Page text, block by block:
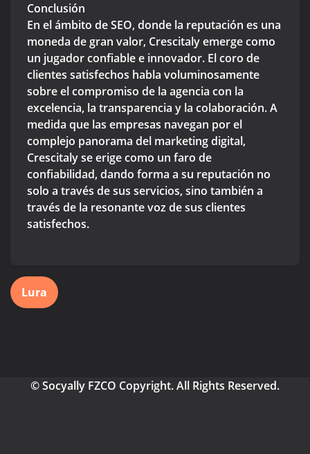
Conclusión
En el ámbito de SEO, donde la reputación es una
moneda de gran valor, Crescitaly emerge como
un jugador confiable e innovador. El coro de
clientes satisfechos habla voluminosamente
sobre el compromiso de la agencia con la
excelencia, la transparencia y la colaboración. A
medida que las empresas navegan por el
complejo panorama del marketing digital,
Crescitaly se erige como un faro de
confiabilidad, dando forma a su reputación no
solo a través de sus servicios, sino también a
través de la resonante voz de sus clientes
satisfechos.
Lura
© Socyally FZCO Copyright. All Rights Reserved.